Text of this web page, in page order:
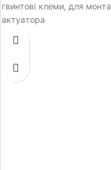
гвинтові клеми, для
актуатора